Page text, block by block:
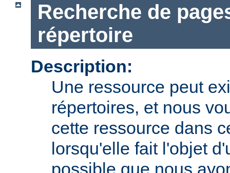
Recherche de
répertoire
Description:
Une ressource peut
répertoires, et nous
cette ressource dans
lorsqu'elle fait l'objet
possible que nous